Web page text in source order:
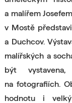
a malířem
v Mostě
a Duchcov.
malířských a
být
na fotografiích.
hodnotu i